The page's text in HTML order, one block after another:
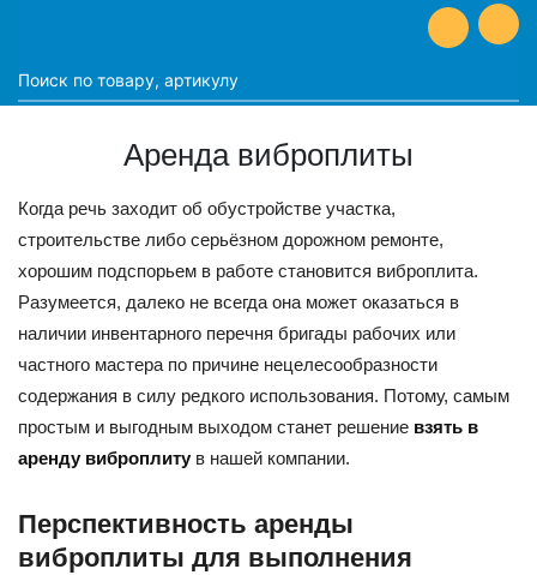
Аренда виброплиты
Когда речь заходит об обустройстве участка,
строительстве либо серьёзном дорожном ремонте,
хорошим подспорьем в работе становится виброплита.
Разумеется, далеко не всегда она может оказаться в
наличии инвентарного перечня бригады рабочих или
частного мастера по причине нецелесообразности
содержания в силу редкого использования. Потому, самым
простым и выгодным выходом станет решение взять в
аренду виброплиту в нашей компании.
Перспективность аренды
виброплиты для выполнения